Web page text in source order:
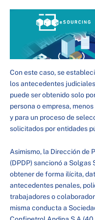
Con este caso, se
los antecedentes
puede ser obtenido solo
persona o empresa,
y para un proceso de
solicitados por entidades
Asimismo, la Dirección de
(DPDP) sancionó a Solgas
obtener de forma ilícita,
antecedentes penales,
trabajadores o
misma conducta a